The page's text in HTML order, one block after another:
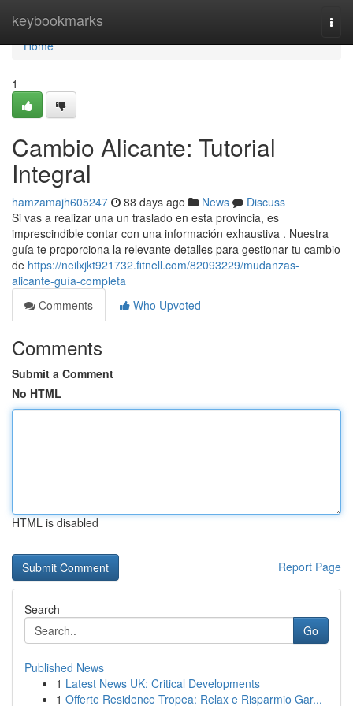
keybookmarks
Home
Home
1
Cambio Alicante: Tutorial
Integral
hamzamajh605247 88 days ago News
Discuss
Si vas a realizar una un traslado en esta provincia, es
imprescindible contar con una información exhaustiva . Nuestra
guía te proporciona la relevante detalles para gestionar tu cambio
de https://neilxjkt921732.fitnell.com/82093229/mudanzas-
alicante-guía-completa
Comments
Who Upvoted
Comments
Submit a Comment
No HTML
HTML is disabled
Report Page
Search
Go
Published News
1 Latest News UK: Critical Developments
1 Offerte Residence Tropea: Relax e Risparmio Gar...